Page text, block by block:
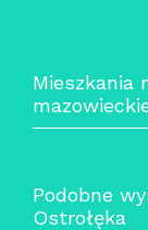
Mieszkania
Podobne
Ostrołęka